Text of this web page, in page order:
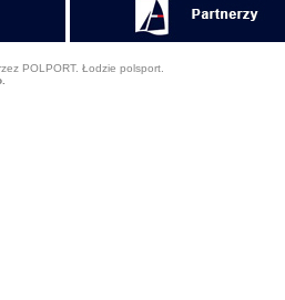
POLPORT. Łodzie polsport.